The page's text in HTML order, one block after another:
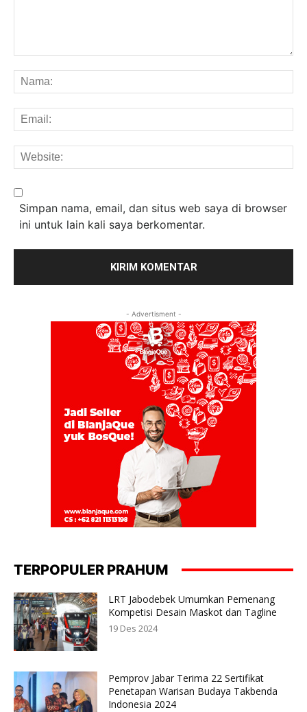
Simpan nama, email, dan situs web saya di browser
ini untuk lain kali saya berkomentar.
- Advertisment -
TERPOPULER PRAHUM
LRT Jabodebek Umumkan Pemenang
Kompetisi Desain Maskot dan Tagline
19 Des 2024
Pemprov Jabar Terima 22 Sertifikat
Penetapan Warisan Budaya Takbenda
Indonesia 2024